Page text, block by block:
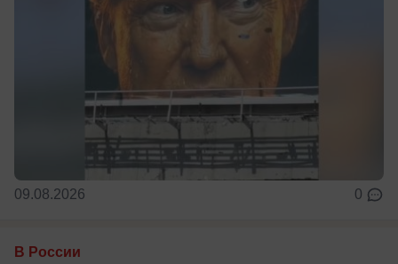
09.08.2026 0
В России